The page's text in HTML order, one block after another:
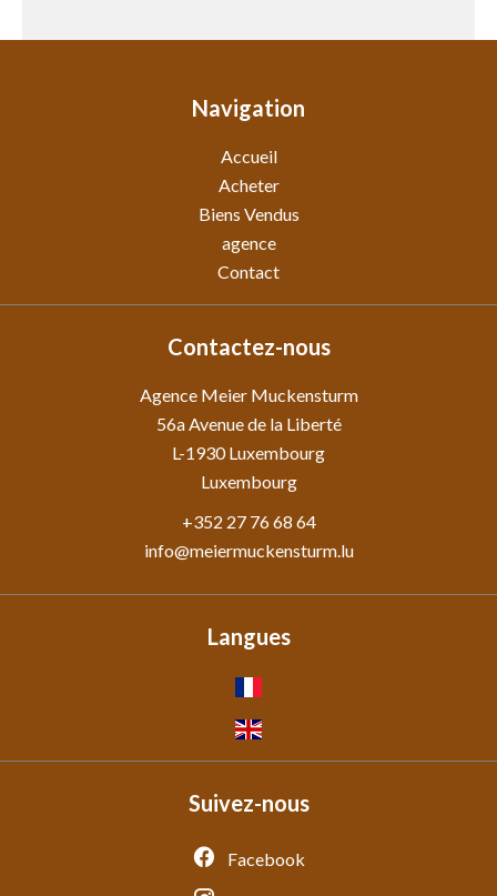
Navigation
Accueil
Acheter
Biens Vendus
agence
Contact
Contactez-nous
Agence Meier Muckensturm
56a Avenue de la Liberté
L-1930Luxembourg
Luxembourg
+352 27 76 68 64
info@meiermuckensturm.lu
Langues
Suivez-nous
Facebook